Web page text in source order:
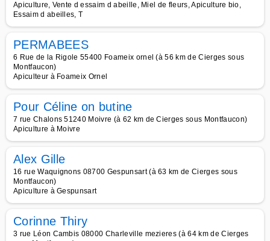
Apiculture, Vente d essaim d abeille, Miel de fleurs, Apiculture bio,
Essaim d abeilles, T
PERMABEES
6 Rue de la Rigole 55400 Foameix ornel (à 56 km de Cierges sous
Montfaucon)
Apiculteur à Foameix Ornel
Pour Céline on butine
7 rue Chalons 51240 Moivre (à 62 km de Cierges sous Montfaucon)
Apiculture à Moivre
Alex Gille
16 rue Waquignons 08700 Gespunsart (à 63 km de Cierges sous
Montfaucon)
Apiculture à Gespunsart
Corinne Thiry
3 rue Léon Cambis 08000 Charleville mezieres (à 64 km de Cierges